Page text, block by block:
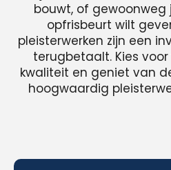
bouwt, of gewoonweg
opfrisbeurt wilt
pleisterwerken zijn een
terugbetaalt. Kies
kwaliteit en geniet van
hoogwaardig